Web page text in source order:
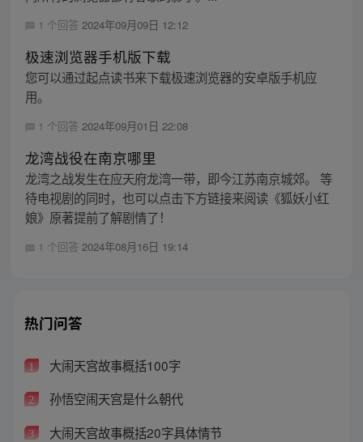
1 个回答 2024年09月09日 12:12
极速浏览器手机版下载
您可以通过起点读书来下载极速浏览器的安卓版手机应
用。
1 个回答 2024年09月01日 22:08
龙湾战役在南京哪里
龙湾之战发生在应天府龙湾一带，即今江苏南京城郊。 等
待电视剧的同时，也可以点击下方链接来阅读《狐妖小红
娘》原著提前了解剧情了！
1 个回答 2024年08月16日 19:14
热门问答
1 大闹天宫故事概括100字
2 孙悟空闹天宫是什么朝代
3 大闹天宫故事概括20字具体情节